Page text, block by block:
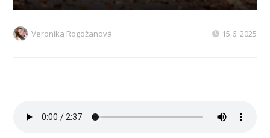
Veronika Rogožanová 15.6. 2025